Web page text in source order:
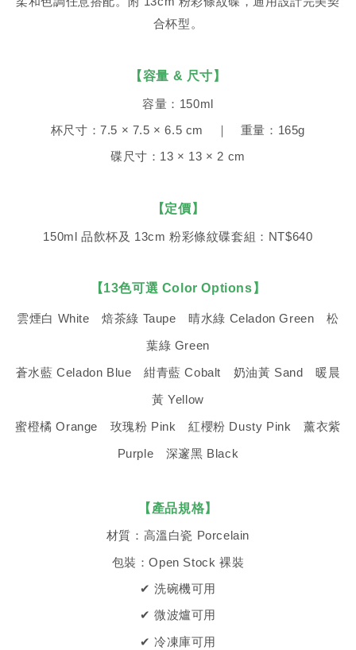
合杯型。
【容量 & 尺寸】
容量：150ml
杯尺寸：7.5 × 7.5 × 6.5 cm ｜ 重量：165g
碟尺寸：13 × 13 × 2 cm
【定價】
150ml 品飲杯及 13cm 粉彩條紋碟套組：NT$640
【13色可選 Color Options】
雲煙白 White 焙茶綠 Taupe 晴水綠 Celadon Green 松
葉綠 Green
蒼水藍 Celadon Blue 紺青藍 Cobalt 奶油黃 Sand 暖晨
黃 Yellow
蜜橙橘 Orange 玫瑰粉 Pink 紅櫻粉 Dusty Pink 薰衣紫
Purple 深邃黑 Black
【產品規格】
材質：高溫白瓷 Porcelain
包裝：Open Stock 裸裝
✔ 洗碗機可用
✔ 微波爐可用
✔ 冷凍庫可用